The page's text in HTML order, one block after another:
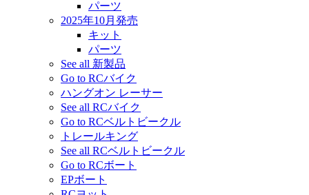
パーツ
2025年10月発売
キット
パーツ
See all 新製品
Go to RCバイク
ハングオン レーサー
See all RCバイク
Go to RCベルトビークル
トレールキング
See all RCベルトビークル
Go to RCボート
EPボート